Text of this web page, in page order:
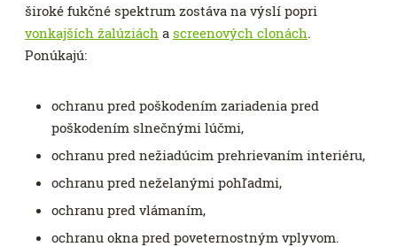
široké fukčné spektrum zostáva na výslí popri
vonkajších žalúziách a screenových clonách.
Ponúkajú:
ochranu pred poškodením zariadenia pred
poškodením slnečnými lúčmi,
ochranu pred nežiadúcim prehrievaním interiéru,
ochranu pred neželanými pohľadmi,
ochranu pred vlámaním,
ochranu okna pred poveternostným vplyvom.